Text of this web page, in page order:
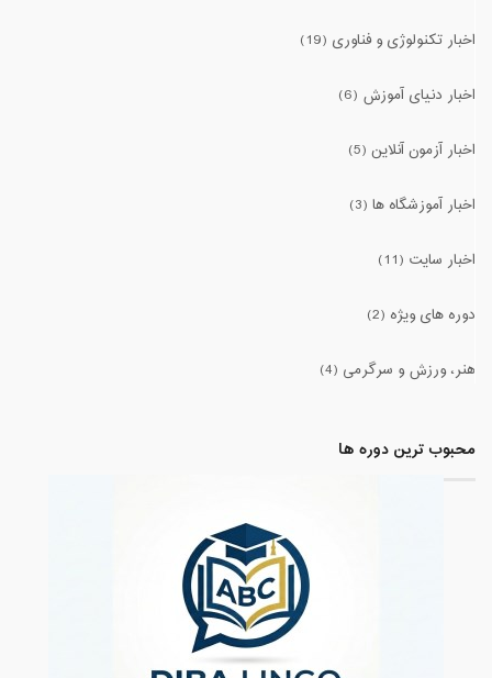
اخبار تکنولوژی و فناوری (19)
اخبار دنیای آموزش (6)
اخبار آزمون آنلاین (5)
اخبار آموزشگاه ها (3)
اخبار سایت (11)
دوره های ویژه (2)
هنر، ورزش و سرگرمی (4)
محبوب ترین دوره ها